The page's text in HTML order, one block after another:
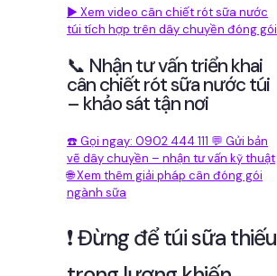
▶️ Xem video cân chiết rót sữa nước
túi tích hợp trên dây chuyền đóng gói
📞 Nhận tư vấn triển khai
cân chiết rót sữa nước túi
– khảo sát tận nơi
☎️ Gọi ngay: 0902 444 111 💬 Gửi bản
vẽ dây chuyền – nhận tư vấn kỹ thuật
🌐 Xem thêm giải pháp cân đóng gói
ngành sữa
❗ Đừng để túi sữa thiếu